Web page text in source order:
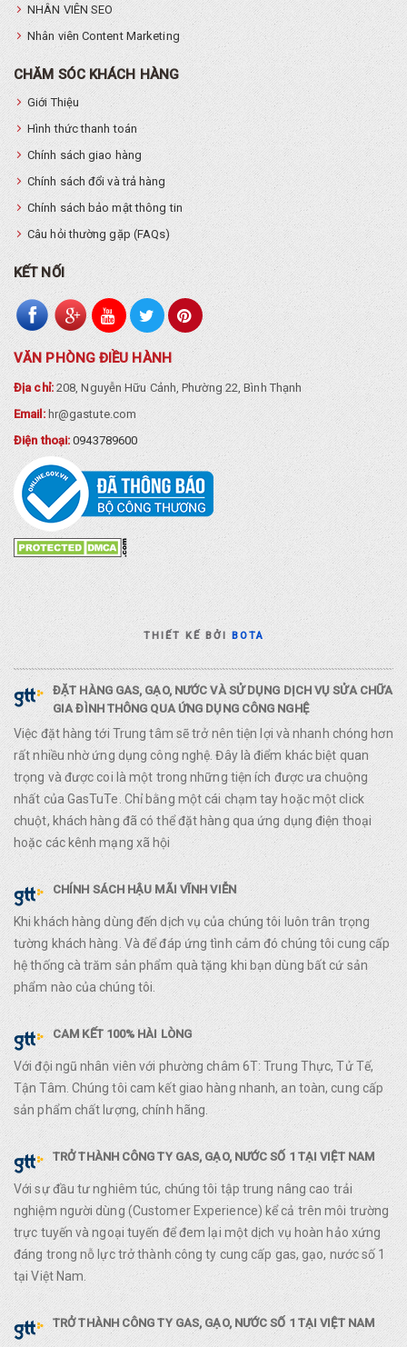
NHÂN VIÊN SEO
Nhân viên Content Marketing
CHĂM SÓC KHÁCH HÀNG
Giới Thiệu
Hình thức thanh toán
Chính sách giao hàng
Chính sách đổi và trả hàng
Chính sách bảo mật thông tin
Câu hỏi thường gặp (FAQs)
KẾT NỐI
VĂN PHÒNG ĐIỀU HÀNH
Địa chỉ:208, Nguyễn Hữu Cảnh, Phường 22, Bình Thạnh
Email: hr@gastute.com
Điện thoại:0943789600
THIẾT KẾ BỞIBOTA
ĐẶT HÀNG GAS, GẠO, NƯỚC VÀ SỬ DỤNG DỊCH VỤ SỬA CHỮA
GIA ĐÌNH THÔNG QUA ỨNG DỤNG CÔNG NGHỆ
Việc đặt hàng tới Trung tâm sẽ trở nên tiện lợi và nhanh chóng hơn
rất nhiều nhờ ứng dụng công nghệ. Đây là điểm khác biệt quan
trọng và được coi là một trong những tiện ích được ưa chuộng
nhất của GasTuTe. Chỉ bằng một cái chạm tay hoặc một click
chuột, khách hàng đã có thể đặt hàng qua ứng dụng điện thoại
hoặc các kênh mạng xã hội
CHÍNH SÁCH HẬU MÃI VĨNH VIỄN
Khi khách hàng dùng đến dịch vụ của chúng tôi luôn trân trọng
tường khách hàng. Và để đáp ứng tình cảm đó chúng tôi cung cấp
hệ thống cà trăm sản phẩm quà tặng khi bạn dùng bất cứ sản
phẩm nào của chúng tôi.
CAM KẾT 100% HÀI LÒNG
Với đội ngũ nhân viên với phường châm 6T: Trung Thực, Tử Tế,
Tận Tâm. Chúng tôi cam kết giao hàng nhanh, an toàn, cung cấp
sản phẩm chất lượng, chính hãng.
TRỞ THÀNH CÔNG TY GAS, GẠO, NƯỚC SỐ 1 TẠI VIỆT NAM
Với sự đầu tư nghiêm túc, chúng tôi tập trung nâng cao trải
nghiệm người dùng (Customer Experience) kể cả trên môi trường
trực tuyến và ngoại tuyến để đem lại một dịch vụ hoàn hảo xứng
đáng trong nỗ lực trở thành công ty cung cấp gas, gạo, nước số 1
tại Việt Nam.
TRỞ THÀNH CÔNG TY GAS, GẠO, NƯỚC SỐ 1 TẠI VIỆT NAM